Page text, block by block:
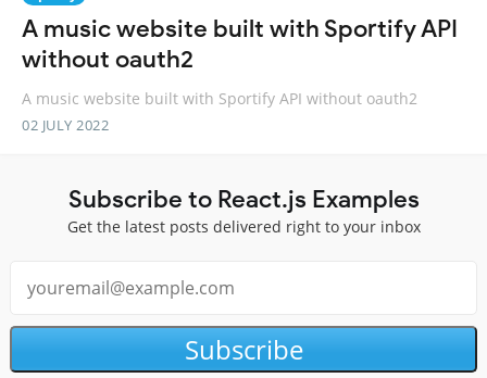
A music website built with Sportify API
without oauth2
A music website built with Sportify API without oauth2
02 JULY 2022
Subscribe to React.js Examples
Get the latest posts delivered right to your inbox
Subscribe